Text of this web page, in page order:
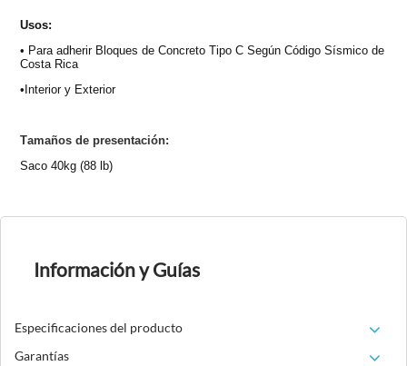
Usos:
• Para adherir Bloques de Concreto Tipo C Según Código Sísmico de
Costa Rica
• Interior y Exterior
Tamaños de presentación:
Saco 40kg (88 lb)
Información y Guías
Especificaciones del producto
Garantías